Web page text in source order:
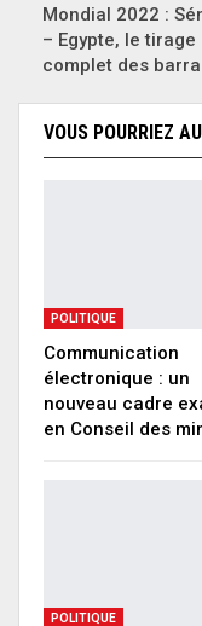
Mondial 2022 :
– Egypte, le tirage
complet des
VOUS POURRIEZ
POLITIQUE
Communication
électronique : un
nouveau cadre
en Conseil des
POLITIQUE